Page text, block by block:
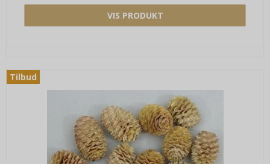
VIS PRODUKT
Tilbud